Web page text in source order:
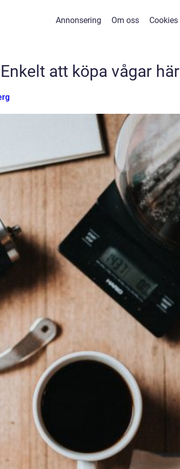
Annonsering Om oss Cookies
Enkelt att köpa vågar här